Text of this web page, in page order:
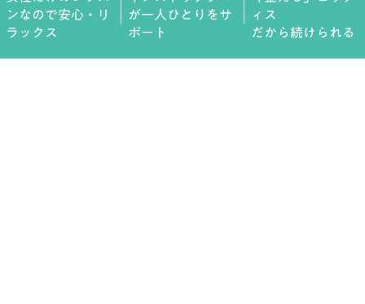
ンなので安心・リ
ラックス
が一人ひとりをサ
ポート
ィス
だから続けられる